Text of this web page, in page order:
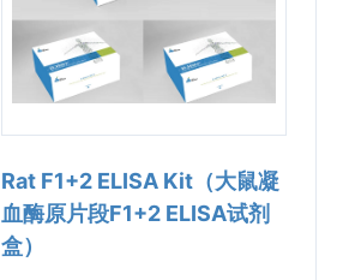
Rat F1+2 ELISA Kit（大鼠凝
血酶原片段F1+2 ELISA试剂
盒）